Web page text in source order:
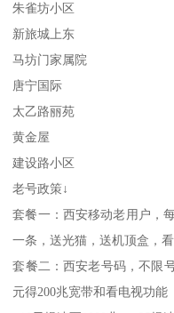
朱雀坊小区
新旅城上东
马坊门家属院
唐宁国际
太乙路丽苑
黄金屋
建设路小区
老号政策↓
套餐一：西安移动老用户，
一条，送光猫，送机顶盒，看
套餐二：西安老号码，不限
元得200兆宽带和看电视功能